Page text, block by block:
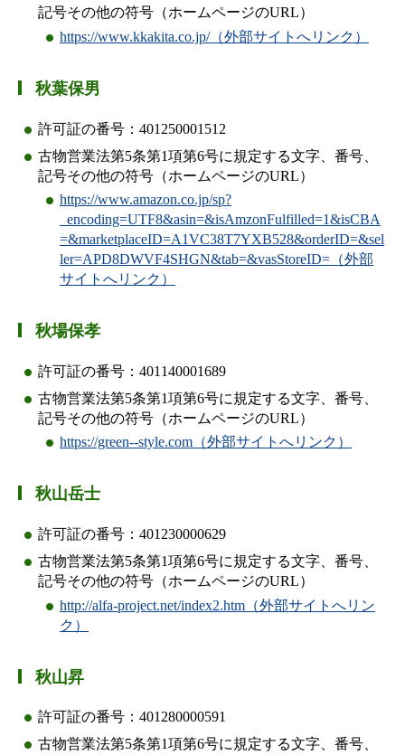
記号その他の符号（ホームページのURL）
https://www.kkakita.co.jp/（外部サイトへリンク）
秋葉保男
許可証の番号：401250001512
古物営業法第5条第1項第6号に規定する文字、番号、
記号その他の符号（ホームページのURL）
https://www.amazon.co.jp/sp?
_encoding=UTF8&asin=&isAmzonFulfilled=1&isCBA
=&marketplaceID=A1VC38T7YXB528&orderID=&sel
ler=APD8DWVF4SHGN&tab=&vasStoreID=（外部
サイトへリンク）
秋場保孝
許可証の番号：401140001689
古物営業法第5条第1項第6号に規定する文字、番号、
記号その他の符号（ホームページのURL）
https://green--style.com（外部サイトへリンク）
秋山岳士
許可証の番号：401230000629
古物営業法第5条第1項第6号に規定する文字、番号、
記号その他の符号（ホームページのURL）
http://alfa-project.net/index2.htm（外部サイトへリン
ク）
秋山昇
許可証の番号：401280000591
古物営業法第5条第1項第6号に規定する文字、番号、